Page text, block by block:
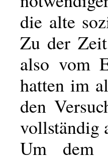
die alte
Zu der
also vom
hatten im
den
vollständig
Um dem